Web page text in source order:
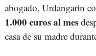
abogado, Urdangarin
1.000 euros al mes
casa de su madre